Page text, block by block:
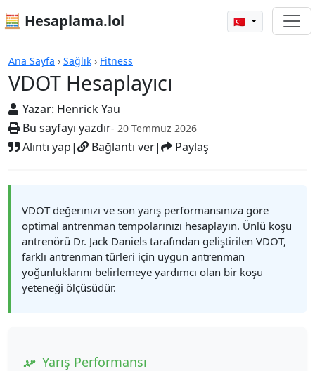
🧮 Hesaplama.lol 🇹🇷
Ana Sayfa › Sağlık › Fitness
VDOT Hesaplayıcı
Yazar: Henrick Yau
Bu sayfayı yazdır- 20 Temmuz 2026
Alıntı yap| Bağlantı ver| Paylaş
Hesap Makineleri
VDOT değerinizi ve son yarış performansınıza göre
optimal antrenman tempolarınızı hesaplayın. Ünlü koşu
antrenörü Dr. Jack Daniels tarafından geliştirilen VDOT,
farklı antrenman türleri için uygun antrenman
yoğunluklarını belirlemeye yardımcı olan bir koşu
yeteneği ölçüsüdür.
Yarış Performansı